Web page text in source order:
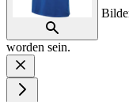
worden sein.